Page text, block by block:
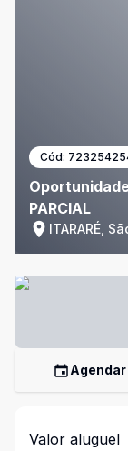
Cód:
PARCIAL
ITARARÉ,
Valor aluguel